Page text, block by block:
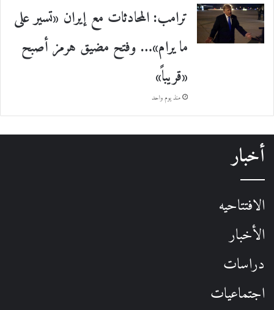
ترامب: المحادثات مع إيران «تسير على
ما يرام»… وفتح مضيق هرمز أصبح
«قريباً»
منذ يوم واحد
أخبار
الافتتاحيه
الأخبار
دراسات
اجتماعيات